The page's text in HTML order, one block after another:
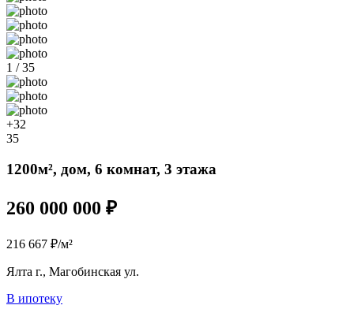
1 / 35
+32
35
1200м², дом, 6 комнат, 3 этажа
260 000 000 ₽
216 667 ₽/м²
Ялта г., Магобинская ул.
В ипотеку